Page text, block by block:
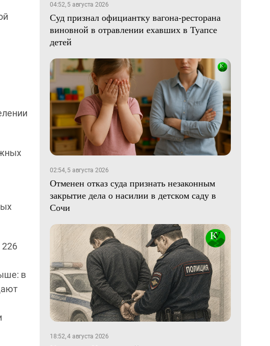
226
в
04:52, 5 августа 2026
Суд признал официантку вагона-ресторана
виновной в отравлении ехавших в Туапсе
детей
02:54, 5 августа 2026
Отменен отказ суда признать незаконным
закрытие дела о насилии в детском саду в
Сочи
18:52, 4 августа 2026